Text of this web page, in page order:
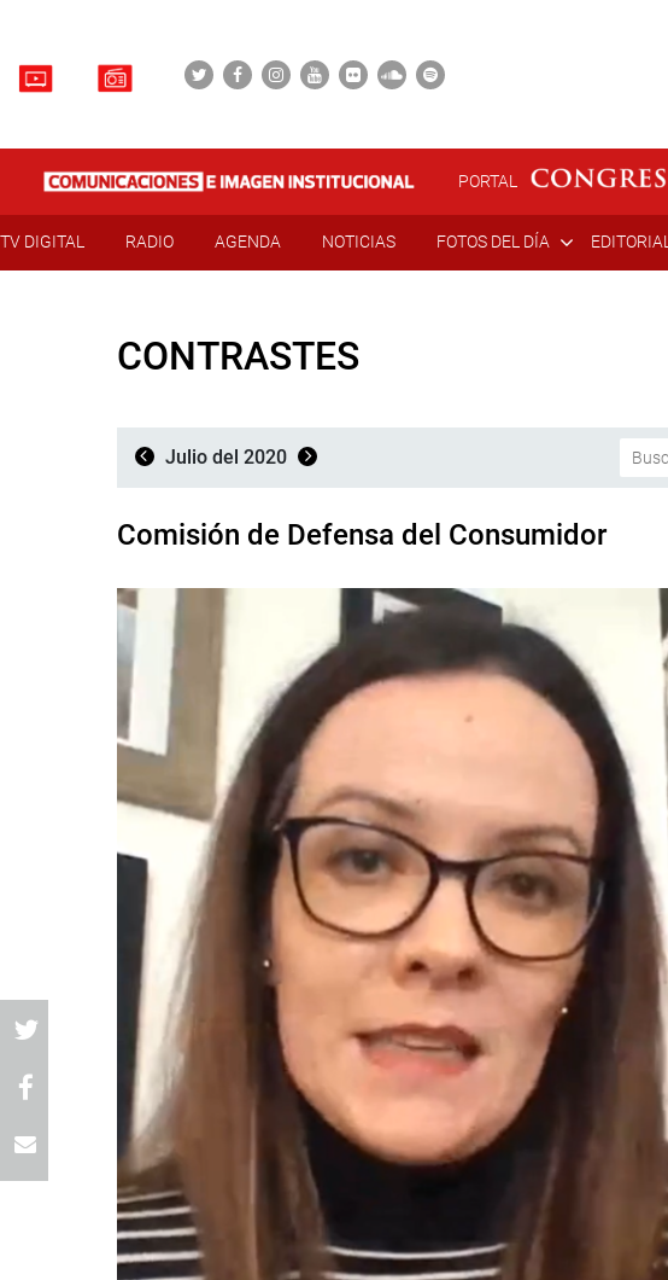
PORTAL
TV DIGITAL RADIO AGENDA NOTICIAS FOTOS DEL DÍA EDITORIAL
CONTRASTES
Julio del 2020
Comisión de Defensa del Consumidor